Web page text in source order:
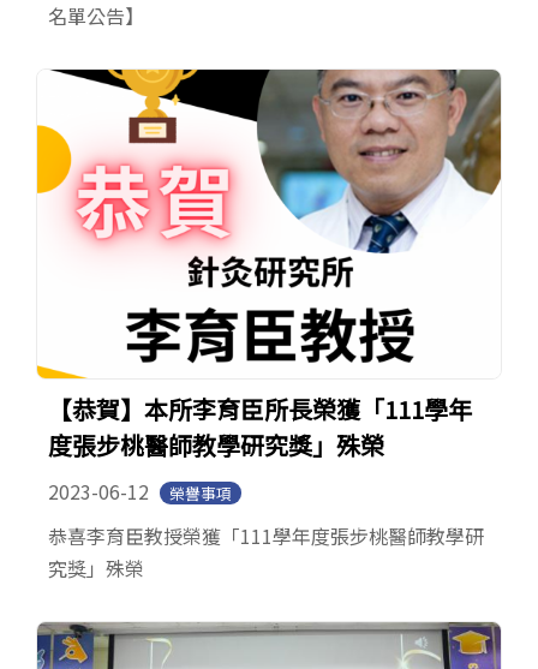
名單公告】
【恭賀】本所李育臣所長榮獲「111學年
度張步桃醫師教學研究獎」殊榮
2023-06-12 榮譽事項
恭喜李育臣教授榮獲「111學年度張步桃醫師教學研
究獎」殊榮